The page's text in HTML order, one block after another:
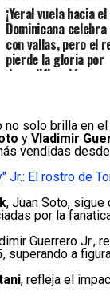
¡Yeral vuela hacia
Dominicana
con vallas, pero el
pierde la gloria por
descalificación
no solo brilla en
y Vladimir
vendidas
Jr.: El rostro de
, Juan Soto, sigue
por la
Guerrero Jr.,
, superando a
, refleja el